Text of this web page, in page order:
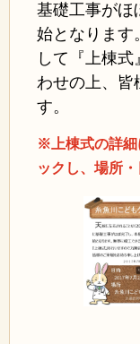
基礎工事がほ
始となります
して『上棟
わせの上、皆
す。
※上棟式の詳細
ックし、場所